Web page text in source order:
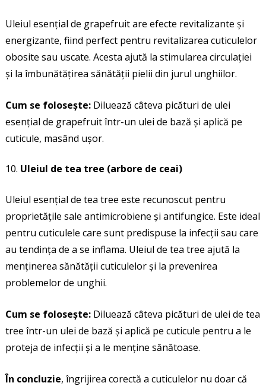
Uleiul esențial de grapefruit are efecte revitalizante și
energizante, fiind perfect pentru revitalizarea cuticulelor
obosite sau uscate. Acesta ajută la stimularea circulației
și la îmbunătățirea sănătății pielii din jurul unghiilor.
Cum se folosește:Diluează câteva picături de ulei
esențial de grapefruit într-un ulei de bază și aplică pe
cuticule, masând ușor.
Uleiul de tea tree (arbore de ceai)
Uleiul esențial de tea tree este recunoscut pentru
proprietățile sale antimicrobiene și antifungice. Este ideal
pentru cuticulele care sunt predispuse la infecții sau care
au tendința de a se inflama. Uleiul de tea tree ajută la
menținerea sănătății cuticulelor și la prevenirea
problemelor de unghii.
Cum se folosește:Diluează câteva picături de ulei de tea
tree într-un ulei de bază și aplică pe cuticule pentru a le
proteja de infecții și a le menține sănătoase.
În concluzie, îngrijirea corectă a cuticulelor nu doar că